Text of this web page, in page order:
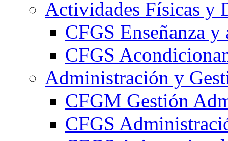
Actividades Físicas y
CFGS Enseñanza
CFGS
Administración y
CFGM Gestión
CFGS